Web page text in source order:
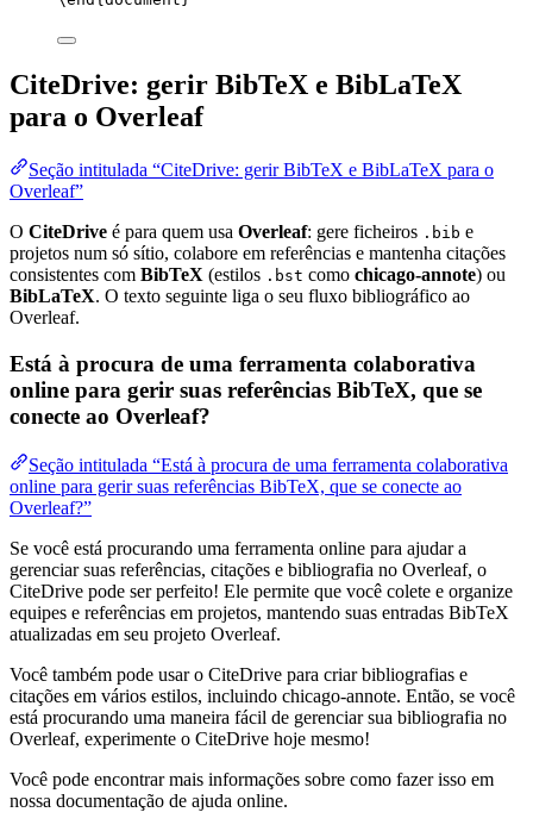
CiteDrive: gerir BibTeX e BibLaTeX
para o Overleaf
Seção intitulada “CiteDrive: gerir BibTeX e BibLaTeX para o
Overleaf”
O CiteDrive é para quem usa Overleaf: gere ficheiros .bib e
projetos num só sítio, colabore em referências e mantenha citações
consistentes com BibTeX (estilos .bst como chicago-annote) ou
BibLaTeX. O texto seguinte liga o seu fluxo bibliográfico ao
Overleaf.
Está à procura de uma ferramenta colaborativa
online para gerir suas referências BibTeX, que se
conecte ao Overleaf?
Seção intitulada “Está à procura de uma ferramenta colaborativa
online para gerir suas referências BibTeX, que se conecte ao
Overleaf?”
Se você está procurando uma ferramenta online para ajudar a
gerenciar suas referências, citações e bibliografia no Overleaf, o
CiteDrive pode ser perfeito! Ele permite que você colete e organize
equipes e referências em projetos, mantendo suas entradas BibTeX
atualizadas em seu projeto Overleaf.
Você também pode usar o CiteDrive para criar bibliografias e
citações em vários estilos, incluindo chicago-annote. Então, se você
está procurando uma maneira fácil de gerenciar sua bibliografia no
Overleaf, experimente o CiteDrive hoje mesmo!
Você pode encontrar mais informações sobre como fazer isso em
nossa documentação de ajuda online.